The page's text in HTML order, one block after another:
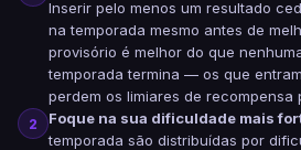
Inserir pelo menos um resultado
na temporada mesmo antes de
provisório é melhor do que
temporada termina — os que
perdem os limiares de recompensa
2 Foque na sua dificuldade mais
temporada são distribuídas por